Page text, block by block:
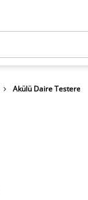
Akülü Daire Testere